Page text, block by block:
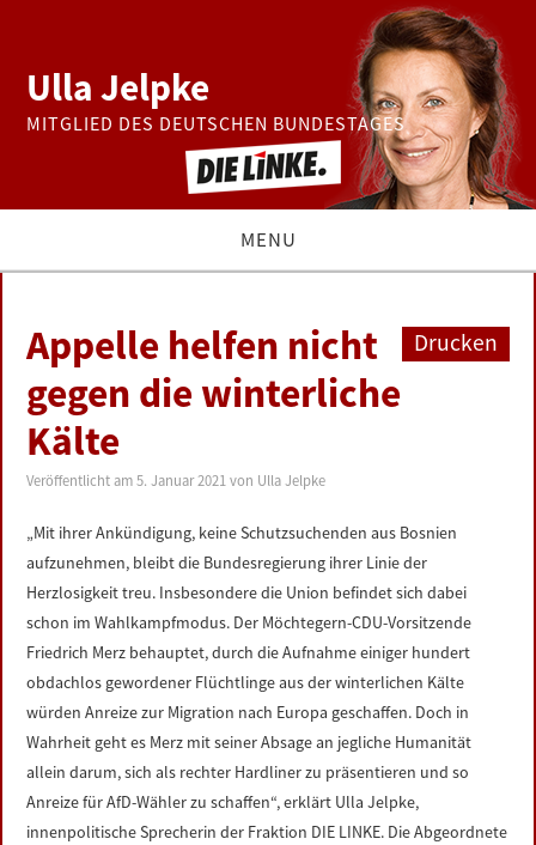
Ulla Jelpke
MITGLIED DES DEUTSCHEN BUNDESTAGES
MENU
BUNDESTAG
PRESSE
ZUR PERSON
LINKS
DATENSCHUTZERKLÄRUNG
IMPRESSUM
Drucken
Appelle helfen nicht
gegen die winterliche
Kälte
Veröffentlicht am5. Januar 2021 von Ulla Jelpke
„Mit ihrer Ankündigung, keine Schutzsuchenden aus Bosnien
aufzunehmen, bleibt die Bundesregierung ihrer Linie der
Herzlosigkeit treu. Insbesondere die Union befindet sich dabei
schon im Wahlkampfmodus. Der Möchtegern-CDU-Vorsitzende
Friedrich Merz behauptet, durch die Aufnahme einiger hundert
obdachlos gewordener Flüchtlinge aus der winterlichen Kälte
würden Anreize zur Migration nach Europa geschaffen. Doch in
Wahrheit geht es Merz mit seiner Absage an jegliche Humanität
allein darum, sich als rechter Hardliner zu präsentieren und so
Anreize für AfD-Wähler zu schaffen“, erklärt Ulla Jelpke,
innenpolitische Sprecherin der Fraktion DIE LINKE. Die Abgeordnete